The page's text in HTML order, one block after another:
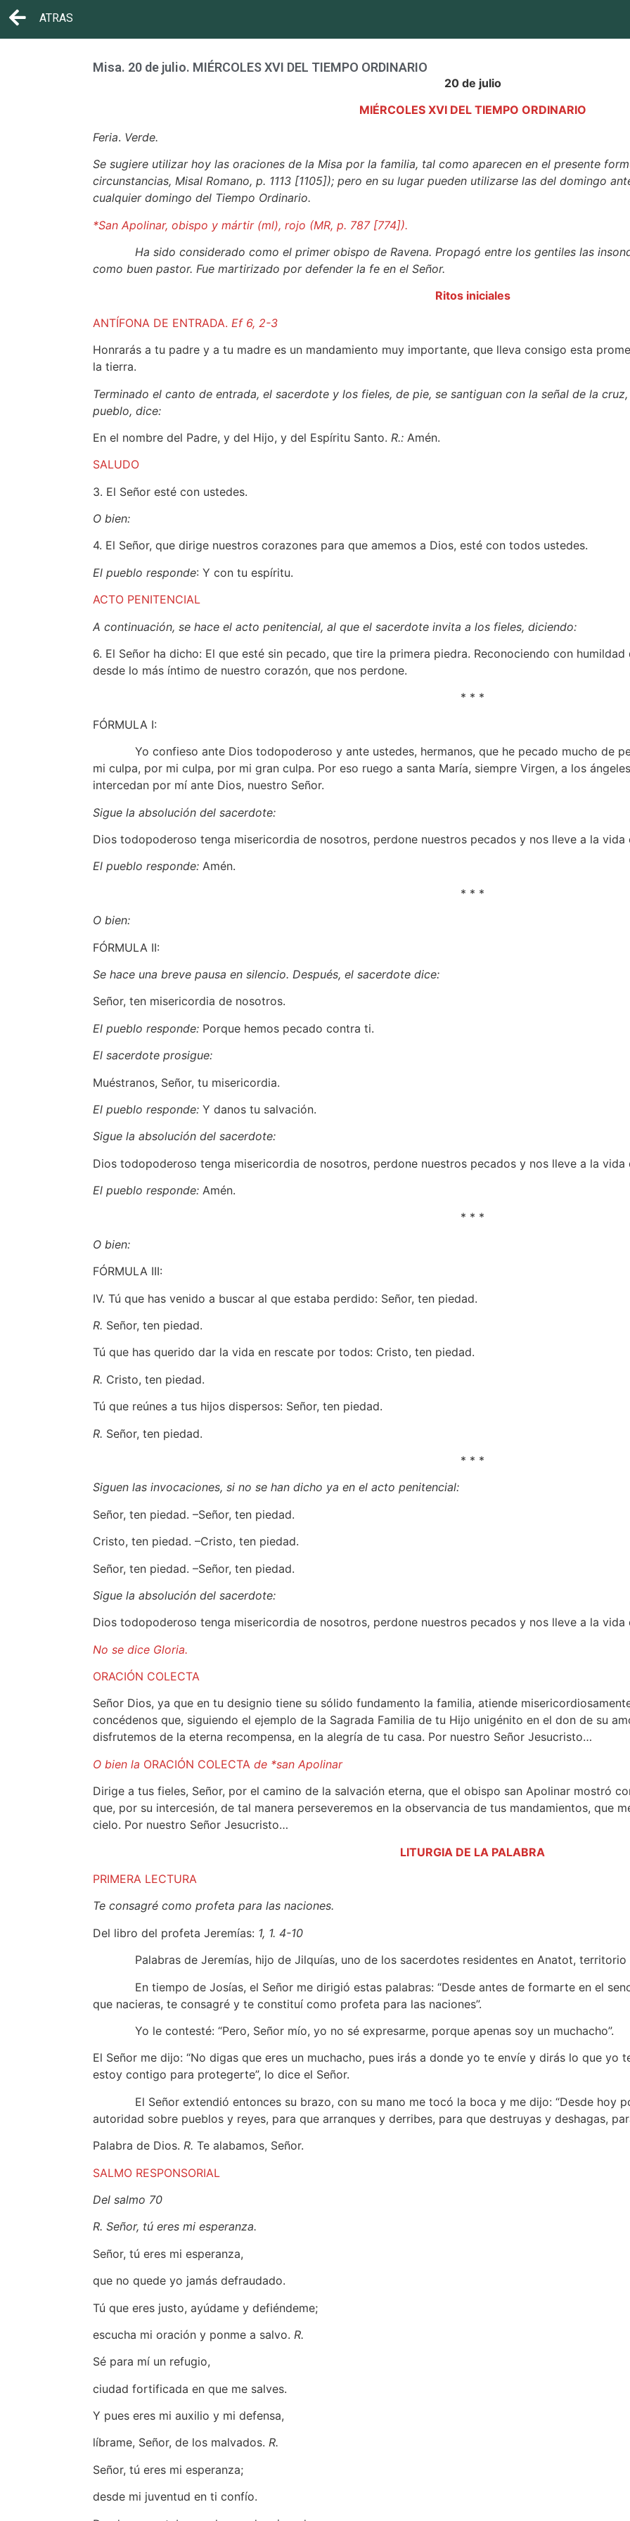
ATRAS
Misa. 20 de julio. MIÉRCOLES XVI DEL TIEMPO ORDINARIO
20 de julio
MIÉRCOLES XVI DEL TIEMPO ORDINARIO
Feria. Verde.
Se sugiere utilizar hoy las oraciones de la Misa por la familia, tal como aparecen en el presente
circunstancias, Misal Romano, p. 1113 [1105]); pero en su lugar pueden utilizarse las del domingo
cualquier domingo del Tiempo Ordinario.
*San Apolinar, obispo y mártir (ml), rojo (MR, p. 787 [774]).
Ha sido considerado como el primer obispo de Ravena. Propagó entre los gentiles las
como buen pastor. Fue martirizado por defender la fe en el Señor.
Ritos iniciales
ANTÍFONA DE ENTRADA. Ef 6, 2-3
Honrarás a tu padre y a tu madre es un mandamiento muy importante, que lleva consigo esta
la tierra.
Terminado el canto de entrada, el sacerdote y los fieles, de pie, se santiguan con la señal de la
pueblo, dice:
En el nombre del Padre, y del Hijo, y del Espíritu Santo. R.: Amén.
SALUDO
3. El Señor esté con ustedes.
O bien:
4. El Señor, que dirige nuestros corazones para que amemos a Dios, esté con todos ustedes.
El pueblo responde: Y con tu espíritu.
ACTO PENITENCIAL
A continuación, se hace el acto penitencial, al que el sacerdote invita a los fieles, diciendo:
6. El Señor ha dicho: El que esté sin pecado, que tire la primera piedra. Reconociendo con
desde lo más íntimo de nuestro corazón, que nos perdone.
* * *
FÓRMULA I:
Yo confieso ante Dios todopoderoso y ante ustedes, hermanos, que he pecado mucho de
mi culpa, por mi culpa, por mi gran culpa. Por eso ruego a santa María, siempre Virgen, a los
intercedan por mí ante Dios, nuestro Señor.
Sigue la absolución del sacerdote:
Dios todopoderoso tenga misericordia de nosotros, perdone nuestros pecados y nos lleve a la vida
El pueblo responde: Amén.
* * *
O bien:
FÓRMULA II:
Se hace una breve pausa en silencio. Después, el sacerdote dice:
Señor, ten misericordia de nosotros.
El pueblo responde: Porque hemos pecado contra ti.
El sacerdote prosigue:
Muéstranos, Señor, tu misericordia.
El pueblo responde: Y danos tu salvación.
Sigue la absolución del sacerdote:
Dios todopoderoso tenga misericordia de nosotros, perdone nuestros pecados y nos lleve a la vida
El pueblo responde: Amén.
* * *
O bien:
FÓRMULA III:
IV. Tú que has venido a buscar al que estaba perdido: Señor, ten piedad.
R. Señor, ten piedad.
Tú que has querido dar la vida en rescate por todos: Cristo, ten piedad.
R. Cristo, ten piedad.
Tú que reúnes a tus hijos dispersos: Señor, ten piedad.
R. Señor, ten piedad.
* * *
Siguen las invocaciones, si no se han dicho ya en el acto penitencial:
Señor, ten piedad. –Señor, ten piedad.
Cristo, ten piedad. –Cristo, ten piedad.
Señor, ten piedad. –Señor, ten piedad.
Sigue la absolución del sacerdote:
Dios todopoderoso tenga misericordia de nosotros, perdone nuestros pecados y nos lleve a la vida
No se dice Gloria.
ORACIÓN COLECTA
Señor Dios, ya que en tu designio tiene su sólido fundamento la familia, atiende
concédenos que, siguiendo el ejemplo de la Sagrada Familia de tu Hijo unigénito en el don de su
disfrutemos de la eterna recompensa, en la alegría de tu casa. Por nuestro Señor Jesucristo…
O bien la ORACIÓN COLECTA de *san Apolinar
Dirige a tus fieles, Señor, por el camino de la salvación eterna, que el obispo san Apolinar mostró
que, por su intercesión, de tal manera perseveremos en la observancia de tus mandamientos, que
cielo. Por nuestro Señor Jesucristo…
LITURGIA DE LA PALABRA
PRIMERA LECTURA
Te consagré como profeta para las naciones.
Del libro del profeta Jeremías: 1, 1. 4-10
Palabras de Jeremías, hijo de Jilquías, uno de los sacerdotes residentes en Anatot, territorio
En tiempo de Josías, el Señor me dirigió estas palabras: “Desde antes de formarte en el
que nacieras, te consagré y te constituí como profeta para las naciones”.
Yo le contesté: “Pero, Señor mío, yo no sé expresarme, porque apenas soy un muchacho”.
El Señor me dijo: “No digas que eres un muchacho, pues irás a donde yo te envíe y dirás lo que yo
estoy contigo para protegerte”, lo dice el Señor.
El Señor extendió entonces su brazo, con su mano me tocó la boca y me dijo: “Desde hoy
autoridad sobre pueblos y reyes, para que arranques y derribes, para que destruyas y deshagas,
Palabra de Dios. R. Te alabamos, Señor.
SALMO RESPONSORIAL
Del salmo 70
R. Señor, tú eres mi esperanza.
Señor, tú eres mi esperanza,
que no quede yo jamás defraudado.
Tú que eres justo, ayúdame y defiéndeme;
escucha mi oración y ponme a salvo. R.
Sé para mí un refugio,
ciudad fortificada en que me salves.
Y pues eres mi auxilio y mi defensa,
líbrame, Señor, de los malvados. R.
Señor, tú eres mi esperanza;
desde mi juventud en ti confío.